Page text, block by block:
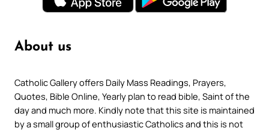
About us
Catholic Gallery offers Daily Mass Readings, Prayers,
Quotes, Bible Online, Yearly plan to read bible, Saint of the
day and much more. Kindly note that this site is maintained
by a small group of enthusiastic Catholics and this is not